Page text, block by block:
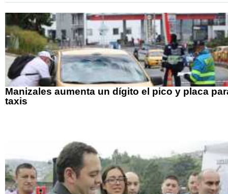
Manizales aumenta un dígito el pico y placa
taxis